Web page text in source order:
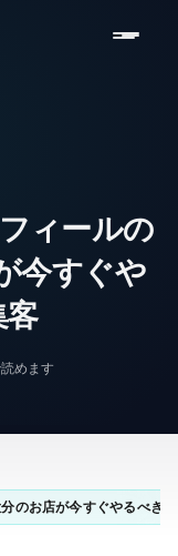
ィールの
今すぐや
客
めます
のお店が今すぐやるべき